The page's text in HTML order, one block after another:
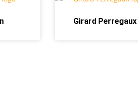
Girard Perregaux